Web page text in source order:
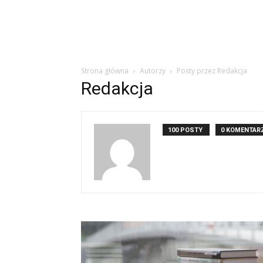
Strona główna Autorzy Posty przez Redakcja
Redakcja
100 POSTY 0